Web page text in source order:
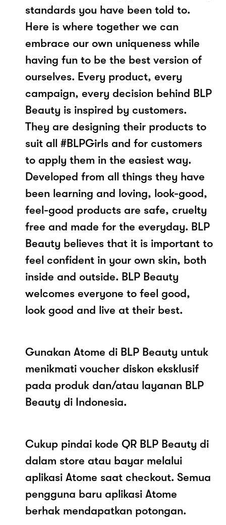
standards you have been told to.
Here is where together we can
embrace our own uniqueness while
having fun to be the best version of
ourselves. Every product, every
campaign, every decision behind BLP
Beauty is inspired by customers.
They are designing their products to
suit all #BLPGirls and for customers
to apply them in the easiest way.
Developed from all things they have
been learning and loving, look-good,
feel-good products are safe, cruelty
free and made for the everyday. BLP
Beauty believes that it is important to
feel confident in your own skin, both
inside and outside. BLP Beauty
welcomes everyone to feel good,
look good and live at their best.
Gunakan Atome di BLP Beauty untuk
menikmati voucher diskon eksklusif
pada produk dan/atau layanan BLP
Beauty di Indonesia.
Cukup pindai kode QR BLP Beauty di
dalam store atau bayar melalui
aplikasi Atome saat checkout. Semua
pengguna baru aplikasi Atome
berhak mendapatkan potongan.